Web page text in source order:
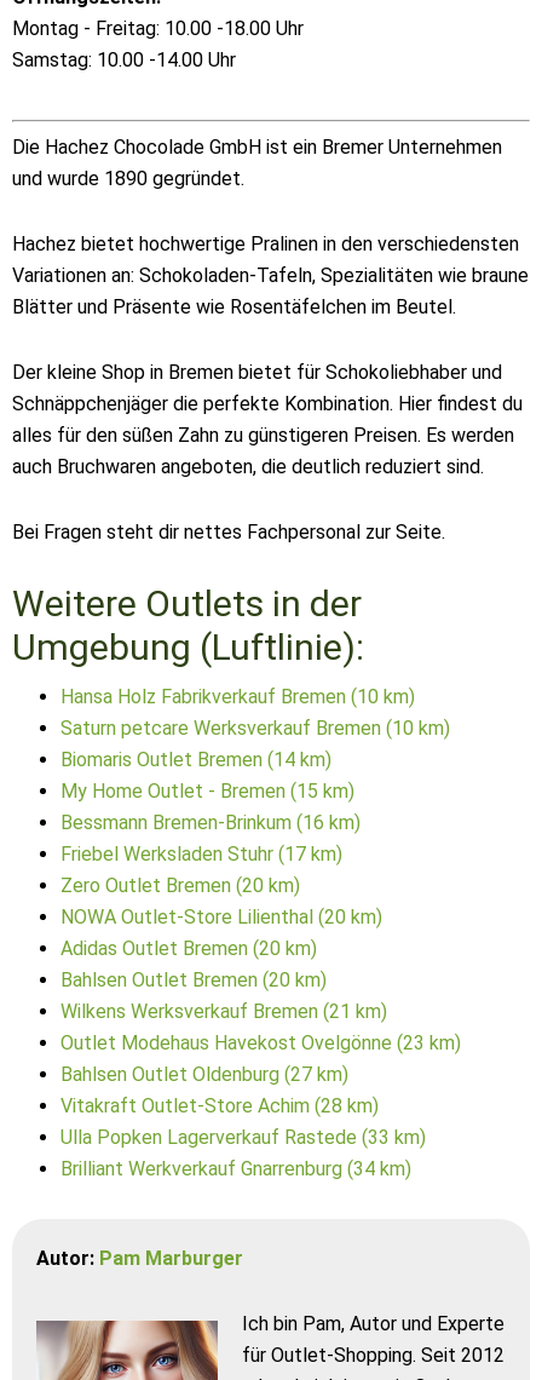
Montag - Freitag: 10.00 -18.00 Uhr
Samstag: 10.00 -14.00 Uhr
Die Hachez Chocolade GmbH ist ein Bremer Unternehmen
und wurde 1890 gegründet.
Hachez bietet hochwertige Pralinen in den verschiedensten
Variationen an: Schokoladen-Tafeln, Spezialitäten wie braune
Blätter und Präsente wie Rosentäfelchen im Beutel.
Der kleine Shop in Bremen bietet für Schokoliebhaber und
Schnäppchenjäger die perfekte Kombination. Hier findest du
alles für den süßen Zahn zu günstigeren Preisen. Es werden
auch Bruchwaren angeboten, die deutlich reduziert sind.
Bei Fragen steht dir nettes Fachpersonal zur Seite.
Weitere Outlets in der
Umgebung (Luftlinie):
Hansa Holz Fabrikverkauf Bremen (10 km)
Saturn petcare Werksverkauf Bremen (10 km)
Biomaris Outlet Bremen (14 km)
My Home Outlet - Bremen (15 km)
Bessmann Bremen-Brinkum (16 km)
Friebel Werksladen Stuhr (17 km)
Zero Outlet Bremen (20 km)
NOWA Outlet-Store Lilienthal (20 km)
Adidas Outlet Bremen (20 km)
Bahlsen Outlet Bremen (20 km)
Wilkens Werksverkauf Bremen (21 km)
Outlet Modehaus Havekost Ovelgönne (23 km)
Bahlsen Outlet Oldenburg (27 km)
Vitakraft Outlet-Store Achim (28 km)
Ulla Popken Lagerverkauf Rastede (33 km)
Brilliant Werkverkauf Gnarrenburg (34 km)
Autor: Pam Marburger
Ich bin Pam, Autor und Experte
für Outlet-Shopping. Seit 2012